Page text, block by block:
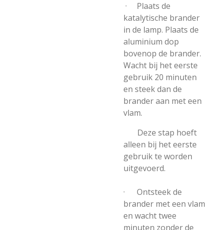
· Plaats de
katalytische brander
in de lamp. Plaats de
aluminium dop
bovenop de brander.
Wacht bij het eerste
gebruik 20 minuten
en steek dan de
brander aan met een
vlam.
Deze stap hoeft
alleen bij het eerste
gebruik te worden
uitgevoerd.
· Ontsteek de
brander met een vlam
en wacht twee
minuten zonder de